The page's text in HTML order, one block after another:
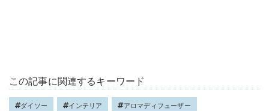
この記事に関連するキーワード
ダイソー インテリア アロマディフューザー